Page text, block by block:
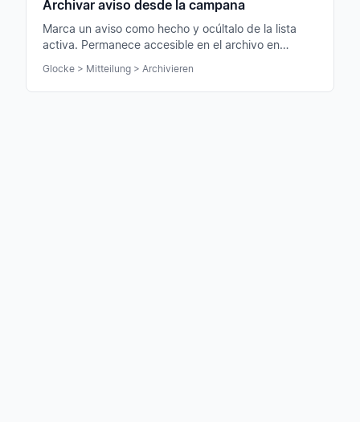
Archivar aviso desde la campana
Marca un aviso como hecho y ocúltalo de la lista
activa. Permanece accesible en el archivo en
Glocke > Mitteilung > Archivieren